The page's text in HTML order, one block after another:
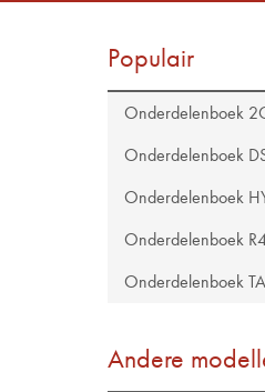
Populair
Onderdelenboek
Onderdelenboek
Onderdelenboek
Onderdelenboek
Onderdelenboek TA
Andere